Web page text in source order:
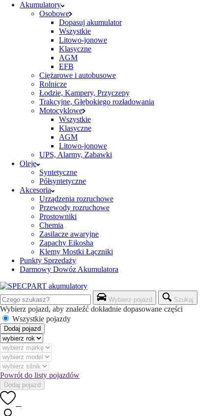
Akumulatory
Osobowe
Dopasuj akumulator
Wszystkie
Litowo-jonowe
Klasyczne
AGM
EFB
Ciężarowe i autobusowe
Rolnicze
Łodzie, Kampery, Przyczepy
Trakcyjne, Głębokiego rozładowania
Motocyklowe
Wszystkie
Klasyczne
AGM
Litowo-jonowe
UPS, Alarmy, Zabawki
Oleje
Syntetyczne
Półsyntetyczne
Akcesoria
Urządzenia rozruchowe
Przewody rozruchowe
Prostowniki
Chemia
Zasilacze awaryjne
Zapachy Eikosha
Klemy Mostki Łączniki
Punkty Sprzedaży
Darmowy Dowóz Akumulatora
Wybierz pojazd Szukaj
Wybierz pojazd, aby znaleźć dokładnie dopasowane części
Wszystkie pojazdy
Dodaj pojazd
Powrót do listy pojazdów
Dodaj pojazd